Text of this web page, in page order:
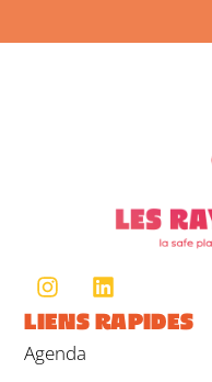
LIENS RAPIDES
Agenda